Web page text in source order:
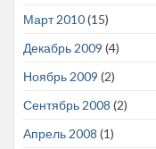
Март 2010(15)
Декабрь 2009 (4)
Ноябрь 2009 (2)
Сентябрь 2008 (2)
Апрель 2008 (1)